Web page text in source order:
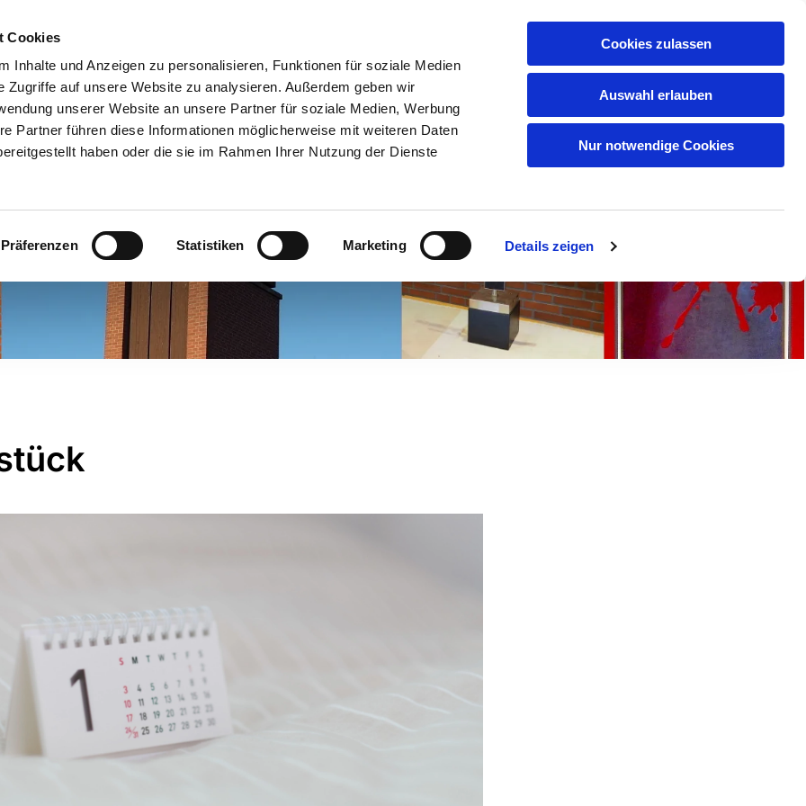
Cookies
Inhalte und Anzeigen zu personalisieren, Funktionen für soziale Medien
Zugriffe auf unsere Website zu analysieren. Außerdem geben wir
unserer Website an unsere Partner für soziale Medien, Werbung
Partner führen diese Informationen möglicherweise mit weiteren Daten
haben oder die sie im Rahmen Ihrer Nutzung der Dienste
Präferenzen Statistiken Marketing Details zeigen
Cookies zulassen
Auswahl erlauben
Nur notwendige Cookies
in Münster-Coerde
UND KREISE DAS NAGELKREUZ VON COVENTRY ANDREAS-CHRONIK